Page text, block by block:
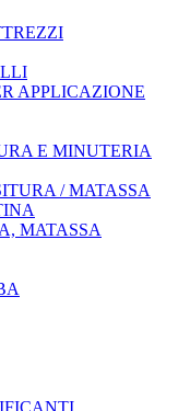
APPLICAZIONE
E MINUTERIA
/ MATASSA
MATASSA